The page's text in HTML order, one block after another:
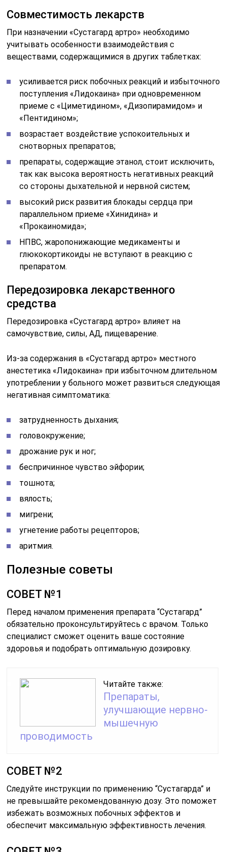
Совместимость лекарств
При назначении «Сустагард артро» необходимо
учитывать особенности взаимодействия с
веществами, содержащимися в других таблетках:
усиливается риск побочных реакций и избыточного
поступления «Лидокаина» при одновременном
приеме с «Циметидином», «Дизопирамидом» и
«Пентидином»;
возрастает воздействие успокоительных и
снотворных препаратов;
препараты, содержащие этанол, стоит исключить,
так как высока вероятность негативных реакций
со стороны дыхательной и нервной систем;
высокий риск развития блокады сердца при
параллельном приеме «Хинидина» и
«Прокаиномида»;
НПВС, жаропонижающие медикаменты и
глюкокортикоиды не вступают в реакцию с
препаратом.
Передозировка лекарственного
средства
Передозировка «Сустагард артро» влияет на
самочувствие, силы, АД, пищеварение.
Из-за содержания в «Сустагард артро» местного
анестетика «Лидокаина» при избыточном длительном
употреблении у больного может развиться следующая
негативная симптоматика:
затрудненность дыхания;
головокружение;
дрожание рук и ног;
беспричинное чувство эйфории;
тошнота;
вялость;
мигрени;
угнетение работы рецепторов;
аритмия.
Полезные советы
СОВЕТ №1
Перед началом применения препарата “Сустагард”
обязательно проконсультируйтесь с врачом. Только
специалист сможет оценить ваше состояние
здоровья и подобрать оптимальную дозировку.
Читайте также:
Препараты,
улучшающие нервно-
мышечную
проводимость
СОВЕТ №2
Следуйте инструкции по применению “Сустагарда” и
не превышайте рекомендованную дозу. Это поможет
избежать возможных побочных эффектов и
обеспечит максимальную эффективность лечения.